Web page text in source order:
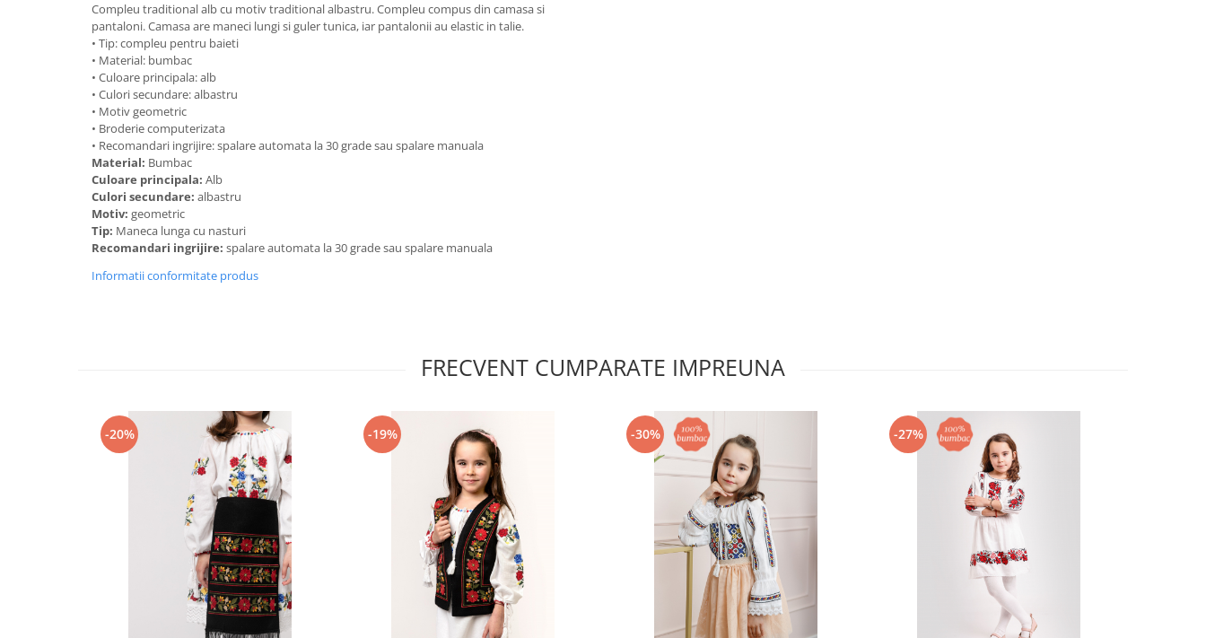
Compleu traditional alb cu motiv traditional albastru. Compleu compus din camasa si
pantaloni. Camasa are maneci lungi si guler tunica, iar pantalonii au elastic in talie.
• Tip: compleu pentru baieti
• Material: bumbac
• Culoare principala: alb
• Culori secundare: albastru
• Motiv geometric
• Broderie computerizata
• Recomandari ingrijire: spalare automata la 30 grade sau spalare manuala
Material: Bumbac
Culoare principala: Alb
Culori secundare: albastru
Motiv: geometric
Tip: Maneca lunga cu nasturi
Recomandari ingrijire: spalare automata la 30 grade sau spalare manuala
Informatii conformitate produs
FRECVENT CUMPARATE IMPREUNA
-20% -19% -30% -27%